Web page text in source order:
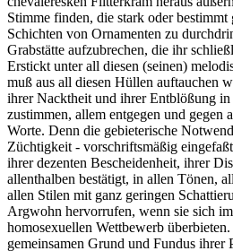
Stimme finden, die stark oder bestimmt
Schichten von Ornamenten zu
Grabstätte aufzubrechen, die ihr
Erstickt unter all diesen (seinen)
muß aus all diesen Hüllen auftauchen
ihrer Nacktheit und ihrer Entblößung in
zustimmen, allem entgegen und gegen
Worte. Denn die gebieterische
Züchtigkeit - vorschriftsmäßig
ihrer dezenten Bescheidenheit, ihrer
allenthalben bestätigt, in allen Tönen,
allen Stilen mit ganz geringen
Argwohn hervorrufen, wenn sie sich
homosexuellen Wettbewerb
gemeinsamen Grund und Fundus ihrer